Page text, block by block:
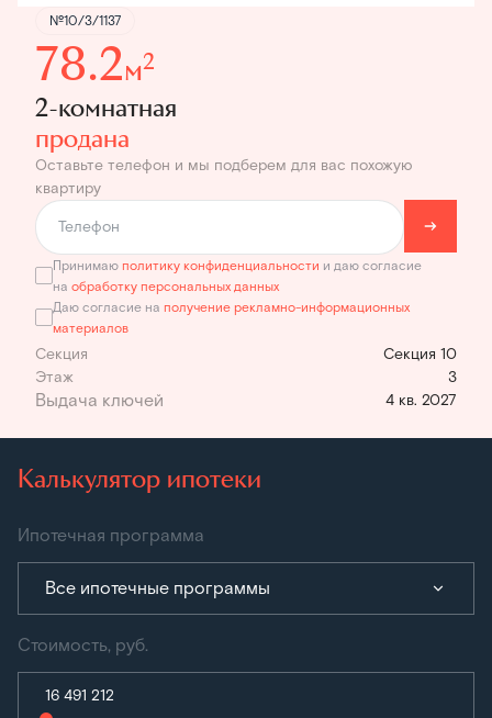
№10/3/1137
78.2м2
2-комнатная
продана
Оставьте телефон и мы подберем для вас похожую
квартиру
Принимаю политику конфиденциальности и даю согласие
на обработку персональных данных
Даю согласие на получение рекламно-информационных
материалов
Секция
Секция 10
Этаж
3
4 кв. 2027
Калькулятор ипотеки
Ипотечная программа
Все ипотечные программы
Стоимость, руб.